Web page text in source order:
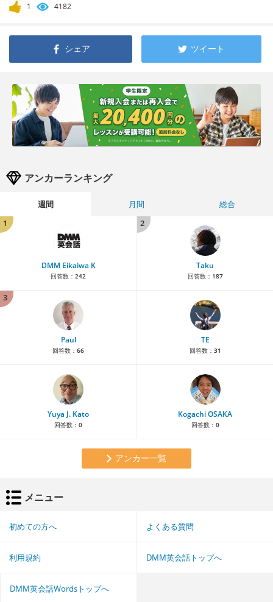
1 4182
シェア ツイート
アンカーランキング
週間 月間
総合
1
DMM Eikaiwa K
回答数： 242
2
Taku
回答数： 187
3
Paul
回答数： 66
TE
回答数： 31
Yuya J. Kato
回答数： 0
Kogachi OSAKA
回答数： 0
アンカー一覧
メニュー
初めての方へ よくある質問
利用規約 DMM英会話トップへ
DMM英会話Wordsトップへ